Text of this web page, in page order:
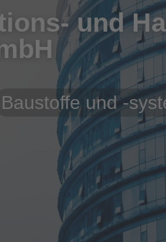
und
Baustoffe und -